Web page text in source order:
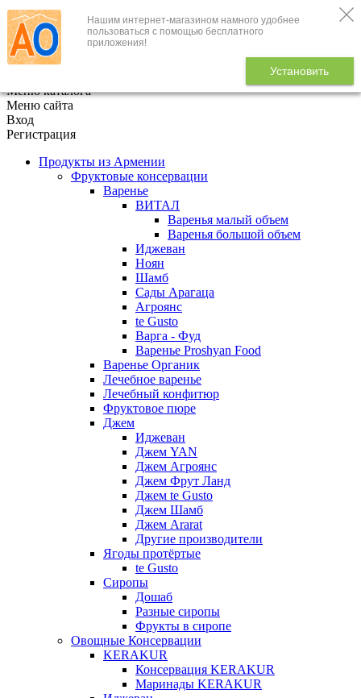
Нашим интернет-магазином намного удобнее
пользоваться с помощью бесплатного
приложения!
Установить
+7 (495) 646-888-1
В корзине
Меню каталога
Меню сайта
Вход
Регистрация
Продукты из Армении
Фруктовые консервации
Варенье
ВИТАЛ
Варенья малый объем
Варенья большой объем
Иджеван
Ноян
Шамб
Сады Арагаца
Агроянс
te Gusto
Варга - Фуд
Варенье Proshyan Food
Варенье Органик
Лечебное варенье
Лечебный конфитюр
Фруктовое пюре
Джем
Иджеван
Джем YAN
Джем Агроянс
Джем Фрут Ланд
Джем te Gusto
Джем Шамб
Джем Ararat
Другие производители
Ягоды протёртые
te Gusto
Сиропы
Дошаб
Разные сиропы
Фрукты в сиропе
Овощные Консервации
KERAKUR
Консервация KERAKUR
Маринады KERAKUR